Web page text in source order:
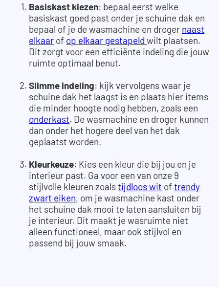
Basiskast kiezen: bepaal eerst welke
basiskast goed past onder je schuine dak en
bepaal of je de wasmachine en droger naast
elkaar of op elkaar gestapeldwilt plaatsen.
Dit zorgt voor een efficiënte indeling die jouw
ruimte optimaal benut.
Slimme indeling: kijk vervolgens waar je
schuine dak het laagst is en plaats hier items
die minder hoogte nodig hebben, zoals een
onderkast. De wasmachine en droger kunnen
dan onder het hogere deel van het dak
geplaatst worden.
Kleurkeuze: Kies een kleur die bij jou en je
interieur past. Ga voor een van onze 9
stijlvolle kleuren zoalstijdloos wit oftrendy
zwart eiken, om je wasmachine kast onder
het schuine dak mooi te laten aansluiten bij
je interieur. Dit maakt je wasruimte niet
alleen functioneel, maar ook stijlvol en
passend bij jouw smaak.